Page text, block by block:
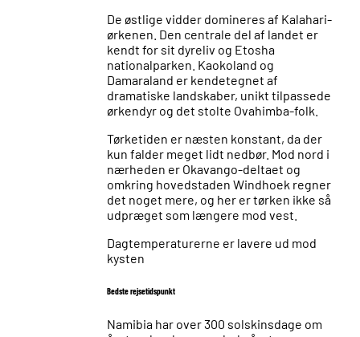
De østlige vidder domineres af Kalahari-
ørkenen. Den centrale del af landet er
kendt for sit dyreliv og Etosha
nationalparken. Kaokoland og
Damaraland er kendetegnet af
dramatiske landskaber, unikt tilpassede
ørkendyr og det stolte Ovahimba-folk.
Tørketiden er næsten konstant, da der
kun falder meget lidt nedbør. Mod nord i
nærheden er Okavango-deltaet og
omkring hovedstaden Windhoek regner
det noget mere, og her er tørken ikke så
udpræget som længere mod vest.
Dagtemperaturerne er lavere ud mod
kysten
Bedste rejsetidspunkt
Namibia har over 300 solskinsdage om